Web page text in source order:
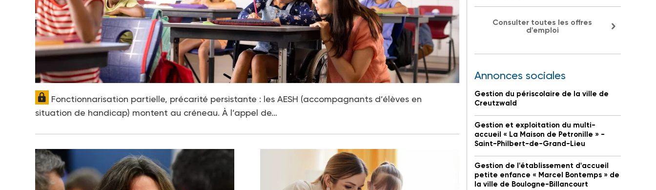
Fonctionnarisation partielle, précarité persistante : les AESH (accompagnants d’élèves en
situation de handicap) montent au créneau. À l’appel de…
Consulter toutes les offres
d'emploi
Annonces sociales
Gestion du périscolaire de la ville de
Creutzwald
Gestion et exploitation du multi-
accueil « La Maison de Petronille » -
Saint-Philbert-de-Grand-Lieu
Gestion de l'établissement d'accueil
petite enfance « Marcel Bontemps » de
la ville de Boulogne-Billancourt